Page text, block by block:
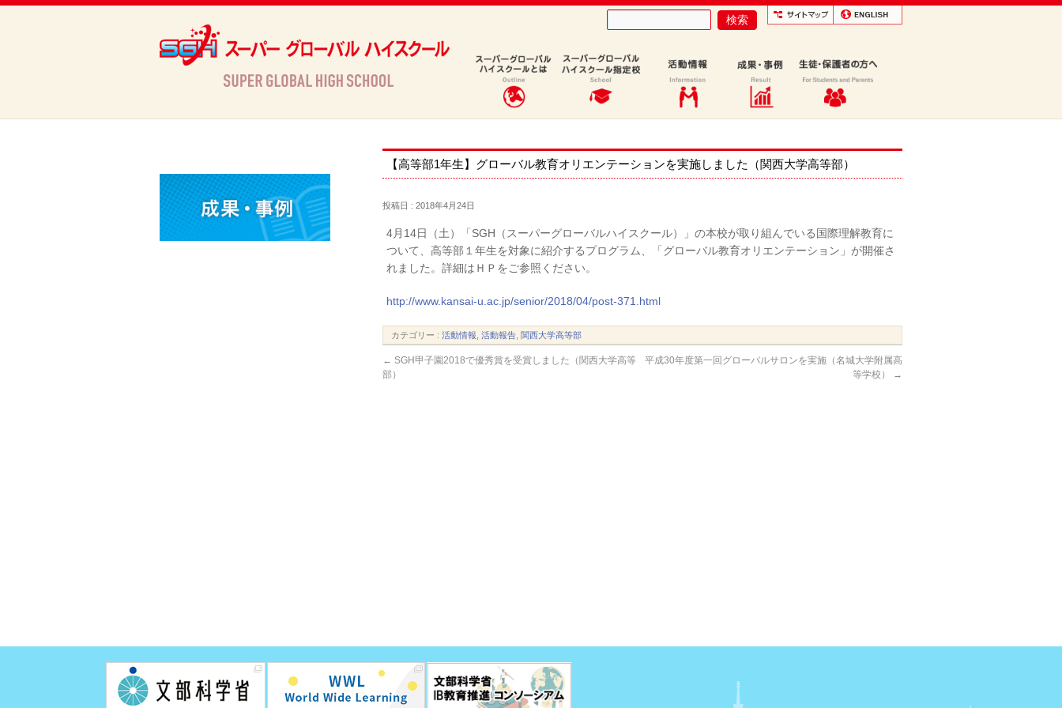
【高等部1年生】グローバル教育オリエンテーションを実施しました（関西大学高等部）
【高等部1年生】グローバル教育オリエンテーションを実施しました（関西大学高等部）
投稿日 : 2018年4月24日
4月14日（土）「SGH（スーパーグローバルハイスクール）」の本校が取り組んでいる国際理解教育に
ついて、高等部１年生を対象に紹介するプログラム、「グローバル教育オリエンテーション」が開催さ
れました。詳細はＨＰをご参照ください。
http://www.kansai-u.ac.jp/senior/2018/04/post-371.html
カテゴリー : 活動情報 活動報告, 関西大学高等部
← SGH甲子園2018で優秀賞を受賞しました（関西大学高等
部）
平成30年度第一回グローバルサロンを実施（名城大学附属高
等学校）
→